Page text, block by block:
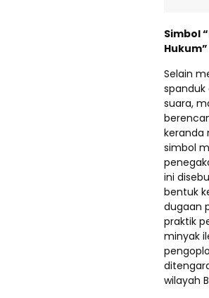
Simbol
Hukum”
Selain
spanduk
suara,
keranda
simbol
ini
bentuk
dugaan
praktik
minyak
wilayah